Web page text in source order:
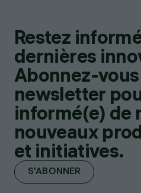
Restez
dernières
Abonnez-
newsletter
informé(e) de
nouveaux
et initiatives.
S'ABONNER